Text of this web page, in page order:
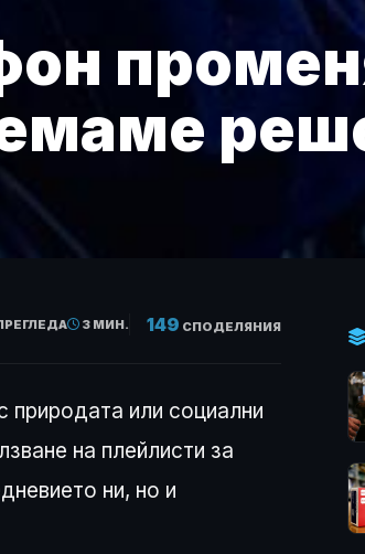
3 МИН. 149 СПОДЕЛЯНИЯ
природата или социални
на плейлисти за
ни, но и